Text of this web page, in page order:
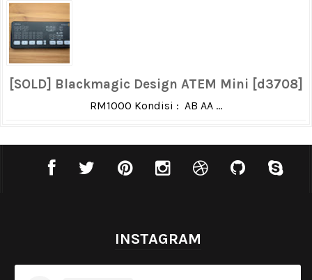
[SOLD] Blackmagic Design ATEM Mini [d3708]
RM1000 Kondisi : AB AA ...
INSTAGRAM